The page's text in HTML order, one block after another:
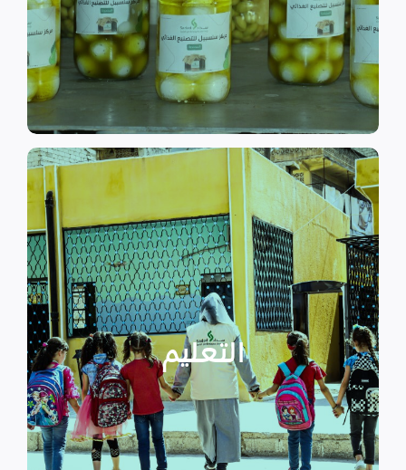
الى الاهتمام بالمشاريع التنموية.
اقرأ المزيد
التعليم
نهدف إلى توفير مناهج التعليم غير
الرسمي وبرامج التوعية التي
تستهدف الناشئين والأطفال مما
يساهم في تعزيز السلام و دعم
الأطفال المنقطعين عن العملية
التعليمية أو المتأخرين عن المراحل
الدراسية بسبب الصراع القائم.
اقرأ المزيد